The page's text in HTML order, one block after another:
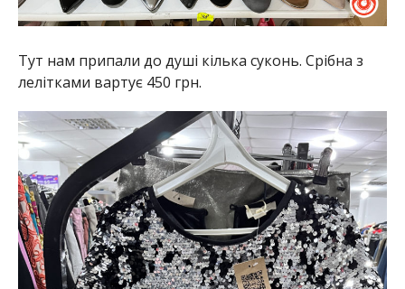
Тут нам припали до душі кілька суконь. Срібна з
лелітками вартує 450 грн.